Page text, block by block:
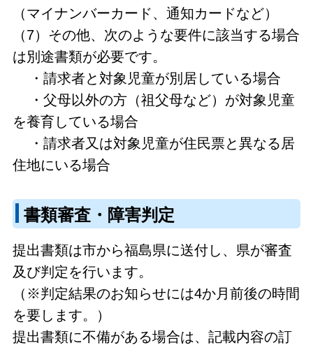
（マイナンバーカード、通知カードなど）
（7）その他、次のような要件に該当する場合
は別途書類が必要です。
・請求者と対象児童が別居している場合
・父母以外の方（祖父母など）が対象児童
を養育している場合
・請求者又は対象児童が住民票と異なる居
住地にいる場合
書類審査・障害判定
提出書類は市から福島県に送付し、県が審査
及び判定を行います。
（※判定結果のお知らせには4か月前後の時間
を要します。）
提出書類に不備がある場合は、記載内容の訂